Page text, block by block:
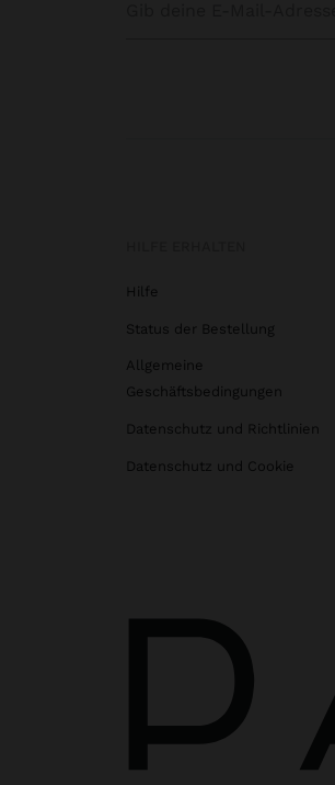
Hilfe
Status der Bestellung
Allgemeine
Geschäftsbedingungen
Datenschutz und Richtlinien
Datenschutz und Cookie